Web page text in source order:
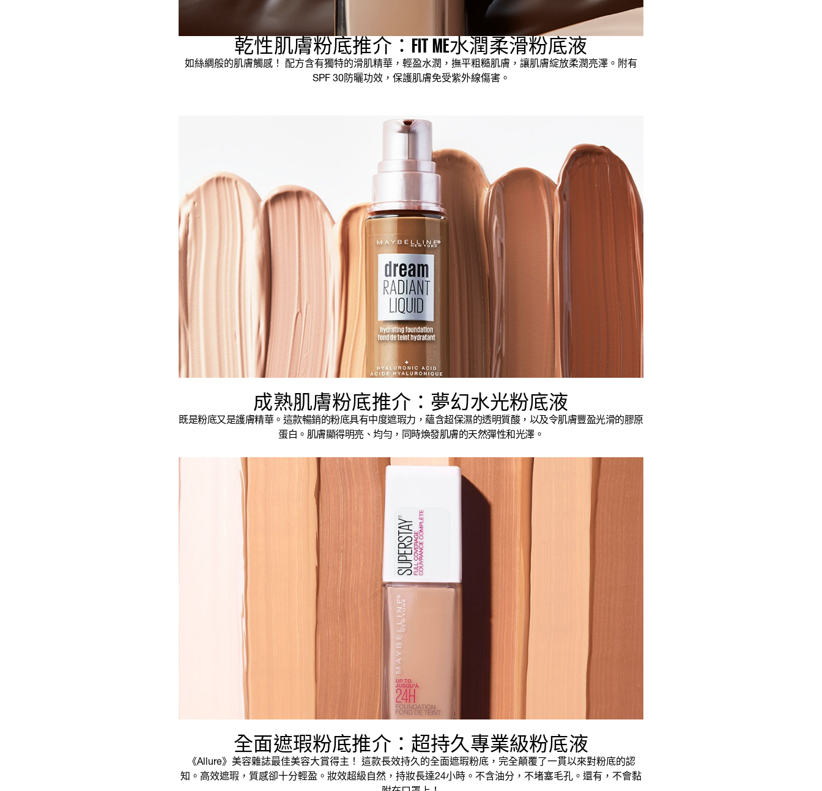
乾性肌膚粉底推介：FIT ME水潤柔滑粉底液
如絲綢般的肌膚觸感！ 配方含有獨特的滑肌精華，輕盈水潤，撫平粗糙肌膚，讓肌膚綻放柔潤亮澤。附有
SPF 30防曬功效，保護肌膚免受紫外線傷害。
成熟肌膚粉底推介：夢幻水光粉底液
既是粉底又是護膚精華。這款暢銷的粉底具有中度遮瑕力，蘊含超保濕的透明質酸，以及令肌膚豐盈光滑的膠原
蛋白。肌膚顯得明亮、均勻，同時煥發肌膚的天然彈性和光澤。
全面遮瑕粉底推介：超持久專業級粉底液
《Allure》美容雜誌最佳美容大賞得主！ 這款長效持久的全面遮瑕粉底，完全顛覆了一貫以來對粉底的認
知。高效遮瑕，質感卻十分輕盈。妝效超級自然，持妝長達24小時。不含油分，不堵塞毛孔。還有，不會黏